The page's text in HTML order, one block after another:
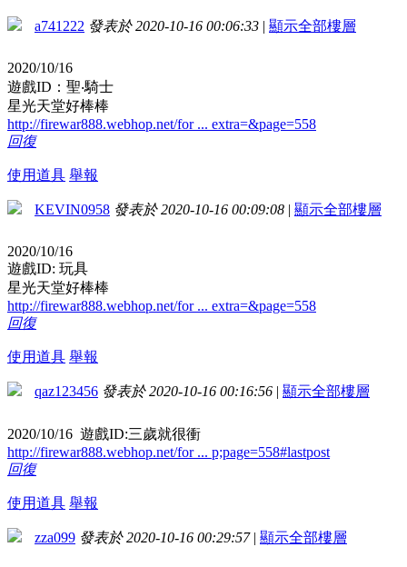
a741222 發表於 2020-10-16 00:06:33 | 顯示全部樓層
2020/10/16
遊戲ID：聖‧騎士
星光天堂好棒棒
http://firewar888.webhop.net/for ... extra=&page=558
回復
使用道具 舉報
KEVIN0958 發表於 2020-10-16 00:09:08 | 顯示全部樓層
2020/10/16
遊戲ID: 玩具
星光天堂好棒棒
http://firewar888.webhop.net/for ... extra=&page=558
回復
使用道具 舉報
qaz123456 發表於 2020-10-16 00:16:56 | 顯示全部樓層
2020/10/16 遊戲ID:三歲就很衝
http://firewar888.webhop.net/for ... p;page=558#lastpost
回復
使用道具 舉報
zza099 發表於 2020-10-16 00:29:57 | 顯示全部樓層